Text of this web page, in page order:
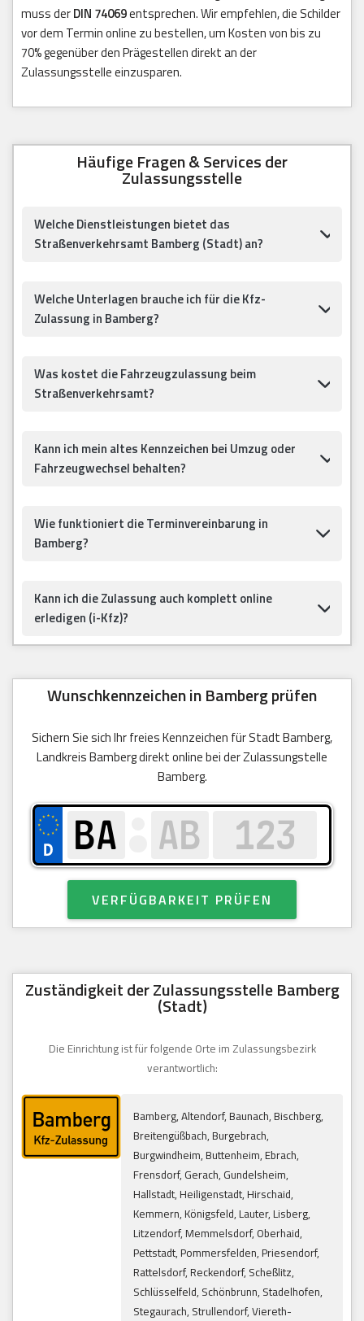
muss derDIN 74069entsprechen. Wir empfehlen, die Schilder
vor dem Termin online zu bestellen, um Kosten von bis zu
70% gegenüber den Prägestellen direkt an der
Zulassungsstelle einzusparen.
Häufige Fragen & Services der
Zulassungsstelle
Welche Dienstleistungen bietet das
Straßenverkehrsamt Bamberg (Stadt) an?
Welche Unterlagen brauche ich für die Kfz-
Zulassung in Bamberg?
Was kostet die Fahrzeugzulassung beim
Straßenverkehrsamt?
Kann ich mein altes Kennzeichen bei Umzug oder
Fahrzeugwechsel behalten?
Wie funktioniert die Terminvereinbarung in
Bamberg?
Kann ich die Zulassung auch komplett online
erledigen (i-Kfz)?
Wunschkennzeichen in Bamberg prüfen
Sichern Sie sich Ihr freies Kennzeichen für Stadt Bamberg,
Landkreis Bamberg direkt online bei der Zulassungstelle
Bamberg.
VERFÜGBARKEIT PRÜFEN
Zuständigkeit der Zulassungsstelle Bamberg
(Stadt)
Die Einrichtung ist für folgende Orte im Zulassungsbezirk
verantwortlich:
Bamberg, Altendorf, Baunach, Bischberg,
Breitengüßbach, Burgebrach,
Burgwindheim, Buttenheim, Ebrach,
Frensdorf, Gerach, Gundelsheim,
Hallstadt, Heiligenstadt, Hirschaid,
Kemmern, Königsfeld, Lauter, Lisberg,
Litzendorf, Memmelsdorf, Oberhaid,
Pettstadt, Pommersfelden, Priesendorf,
Rattelsdorf, Reckendorf, Scheßlitz,
Schlüsselfeld, Schönbrunn, Stadelhofen,
Stegaurach, Strullendorf, Viereth-